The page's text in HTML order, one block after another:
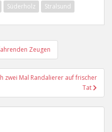
Süderholz Stralsund
Zeugen
zwei Mal Randalierer auf frischer
Tat